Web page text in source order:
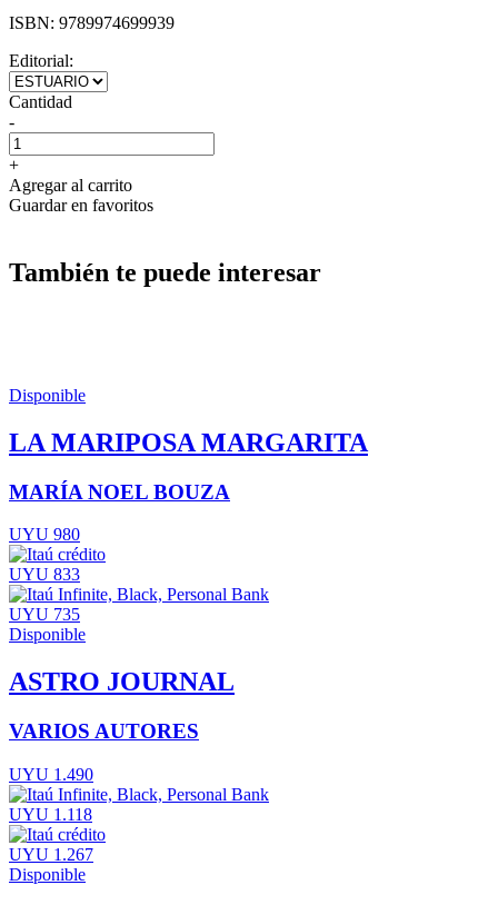
ISBN: 9789974699939
Editorial:
Cantidad
-
+
Agregar al carrito
Guardar en favoritos
También te puede interesar
Disponible
LA MARIPOSA MARGARITA
MARÍA NOEL BOUZA
UYU 980
UYU 833
UYU 735
Disponible
ASTRO JOURNAL
VARIOS AUTORES
UYU 1.490
UYU 1.118
UYU 1.267
Disponible